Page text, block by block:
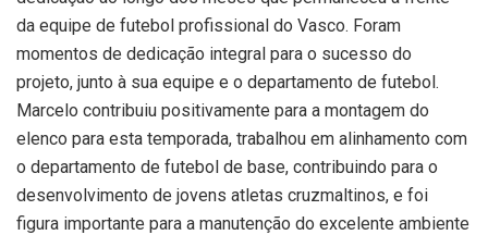
da equipe de futebol profissional do Vasco. Foram
momentos de dedicação integral para o sucesso do
projeto, junto à sua equipe e o departamento de futebol.
Marcelo contribuiu positivamente para a montagem do
elenco para esta temporada, trabalhou em alinhamento com
o departamento de futebol de base, contribuindo para o
desenvolvimento de jovens atletas cruzmaltinos, e foi
figura importante para a manutenção do excelente ambiente